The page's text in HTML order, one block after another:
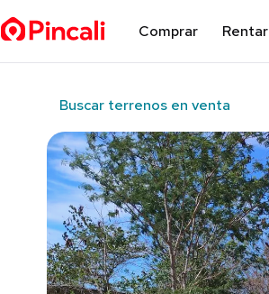
Comprar Rentar
Buscar terrenos en venta